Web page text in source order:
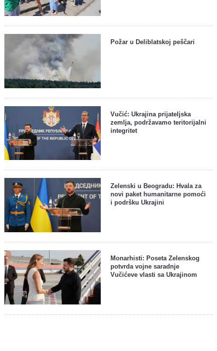
Požar u Deliblatskoj peščari
Vučić: Ukrajina prijateljska
zemlja, podržavamo teritorijalni
integritet
Zelenski u Beogradu: Hvala za
novi paket humanitarne pomoći
i podršku Ukrajini
Monarhisti: Poseta Zelenskog
potvrda vojne saradnje
Vučićeve vlasti sa Ukrajinom